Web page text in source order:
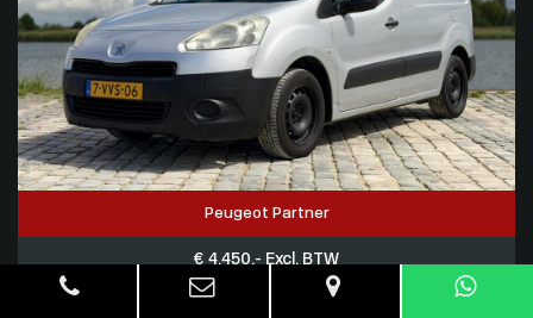
Peugeot Partner
€ 4.450,- Excl. BTW